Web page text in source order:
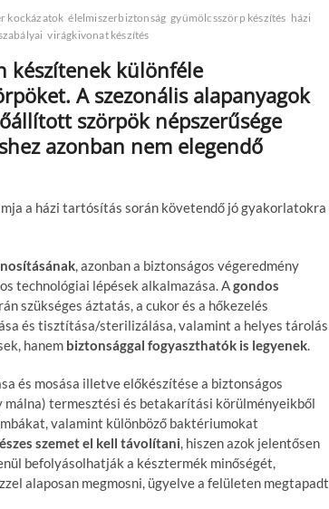
kockázatok élelmiszerbiztonság gyümölcsszörp készítés házi
virágkivonat készítés
készítenek különféle
A szezonális alapanyagok
szörpök népszerűsége
azonban nem elegendő
a házi tartósítás során követendő jó gyakorlatokra
, azonban a biztonságos végeredmény
technológiai lépések alkalmazása. Agondos
szükséges áztatás, a cukor és a hőkezelés
és tisztítása/sterilizálása, valamint a helyes tárolás
hanem biztonsággal fogyaszthatók is legyenek
és mosása illetve előkészítése a biztonságos
málna) termesztési és betakarítási körülményeikből
valamint különböző baktériumokat
szemet el kell távolítani , hiszen azok jelentősen
befolyásolhatják a késztermék minőségét,
alaposan megmosni, ügyelve a felületen megtapadt